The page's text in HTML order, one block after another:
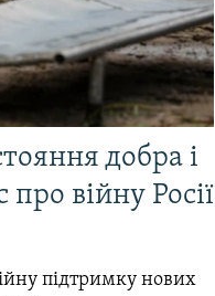
добра і
війну Росії
підтримку нових